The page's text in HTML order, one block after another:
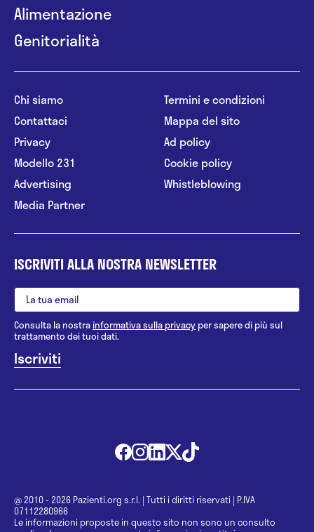
Alimentazione
Genitorialità
Chi siamo
Contattaci
Privacy
Modello 231
Advertising
Media Partner
Termini e condizioni
Mappa del sito
Ad policy
Cookie policy
Whistleblowing
ISCRIVITI ALLA NOSTRA NEWSLETTER
Consulta la nostrainformativa sulla privacy per sapere di più sul
trattamento dei tuoi dati.
@ 2010 - 2026 Pazienti.org s.r.l. | Tutti i diritti riservati | P.IVA
07112280966
Le informazioni proposte in questo sito non sono un consulto